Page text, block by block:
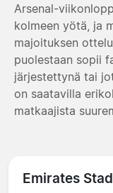
Arsenal-
kolmeen yötä, ja
majoituksen
puolestaan sopii
järjestettynä tai
on saatavilla
matkaajista
Emirates